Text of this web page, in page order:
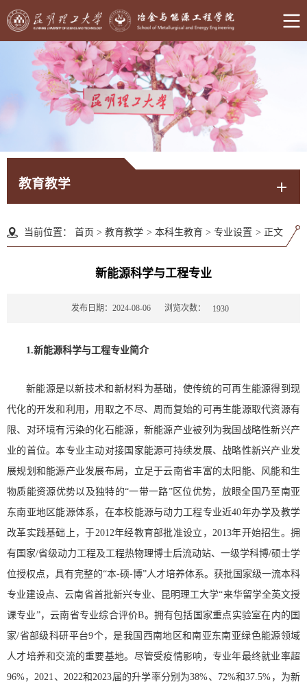
教育教学
当前位置： 首页 > 教育教学 > 本科生教育 > 专业设置 > 正文
新能源科学与工程专业
发布日期：2024-08-06 浏览次数： 1930
1.新能源科学与工程专业简介
新能源是以新技术和新材料为基础，使传统的可再生能源得到现
代化的开发和利用，用取之不尽、周而复始的可再生能源取代资源有
限、对环境有污染的化石能源，新能源产业被列为我国战略性新兴产
业的首位。本专业主动对接国家能源可持续发展、战略性新兴产业发
展规划和能源产业发展布局，立足于云南省丰富的太阳能、风能和生
物质能资源优势以及独特的“一带一路”区位优势，放眼全国乃至南亚
东南亚地区能源体系，在本校能源与动力工程专业近40年办学及教学
改革实践基础上，于2012年经教育部批准设立，2013年开始招生。拥
有国家/省级动力工程及工程热物理博士后流动站、一级学科博/硕士学
位授权点，具有完整的“本-硕-博”人才培养体系。获批国家级一流本科
专业建设点、云南省首批新兴专业、昆明理工大学“来华留学全英文授
课专业”，云南省专业综合评价B。拥有包括国家重点实验室在内的国
家/省部级科研平台9个，是我国西南地区和南亚东南亚绿色能源领域
人才培养和交流的重要基地。尽管受疫情影响，专业年最终就业率超
96%，2021、2022和2023届的升学率分别为38%、72%和37.5%，为新